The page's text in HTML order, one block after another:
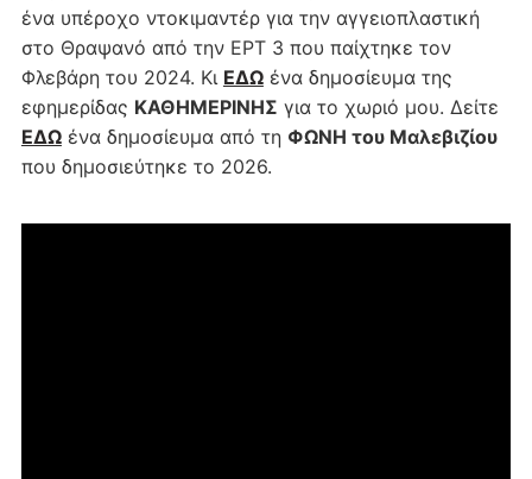
ένα υπέροχο ντοκιμαντέρ για την αγγειοπλαστική
στο Θραψανό από την ΕΡΤ 3 που παίχτηκε τον
Φλεβάρη του 2024. Κι ΕΔΩένα δημοσίευμα της
εφημερίδας ΚΑΘΗΜΕΡΙΝΗΣ για το χωριό μου. Δείτε
ΕΔΩένα δημοσίευμα από τη ΦΩΝΗ του Μαλεβιζίου
που δημοσιεύτηκε το 2026.